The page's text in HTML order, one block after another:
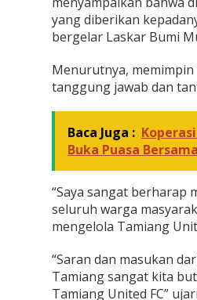
2
0
2
-
2
0
yang diberikan
bergelar Laskar Bumi
Menurutnya,
tanggung jawab dan
Baca Juga :
Buka Puasa Bersama
“Saya sangat berharap
seluruh warga
mengelola Tamiang
“Saran dan masukan
Tamiang sangat kita
Tamiang United FC”